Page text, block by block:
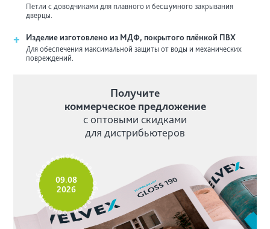
Петли с доводчиками для плавного и бесшумного закрывания
дверцы.
+ Изделие изготовлено из МДФ, покрытого плёнкой ПВХ
Для обеспечения максимальной защиты от воды и механических
повреждений.
Получите
коммерческое предложение
с оптовыми скидками
для дистрибьютеров
обно
л
е
н
о
б
н
о
в
л
е
н
о
б
н
о
в
л
е
н
обновлен
09.08
2026